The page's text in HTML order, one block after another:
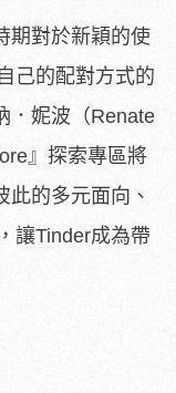
期對於新穎的使
己的配對方式的
．妮波（Renate
』探索專區將
此的多元面向、
讓Tinder成為帶